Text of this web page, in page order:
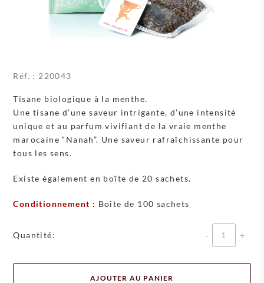
Réf. : 220043
Tisane biologique à la menthe.
Une tisane d’une saveur intrigante, d’une intensité
unique et au parfum vivifiant de la vraie menthe
marocaine “Nanah”. Une saveur rafraîchissante pour
tous les sens.
Existe également en boîte de 20 sachets.
Conditionnement : Boîte de 100 sachets
Quantité: Quantité
AJOUTER AU PANIER